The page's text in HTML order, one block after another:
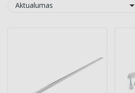
Aktualumas 